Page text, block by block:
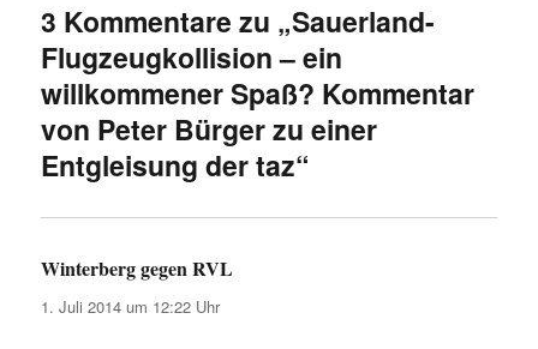
3 Kommentare zu „Sauerland-
Flugzeugkollision – ein
willkommener Spaß? Kommentar
von Peter Bürger zu einer
Entgleisung der taz“
Winterberg gegen RVL
1. Juli 2014 um 12:22 Uhr